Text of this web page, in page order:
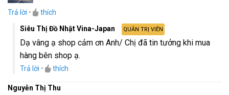
Trả lời •
thích
Siêu Thị Đồ Nhật Vina-Japan
QUẢN TRỊ VIÊN
Dạ vâng ạ shop cảm ơn Anh/ Chị đã tin tưởng khi mua
hàng bên shop ạ.
Trả lời • thích
Nguyễn Thị Thu